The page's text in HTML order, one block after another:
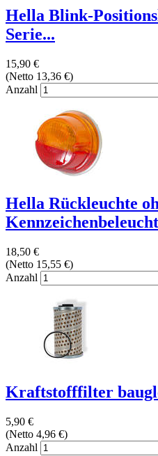
Hella Blink-
Serie...
15,90 €
(Netto 13,36 €)
Anzahl
Hella Rückleuchte
18,50 €
(Netto 15,55 €)
Anzahl
Kraftstofffilter
5,90 €
(Netto 4,96 €)
Anzahl